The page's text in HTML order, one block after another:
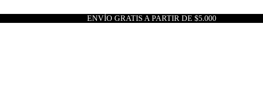
ENVÍO GRATIS A PARTIR DE $5.000